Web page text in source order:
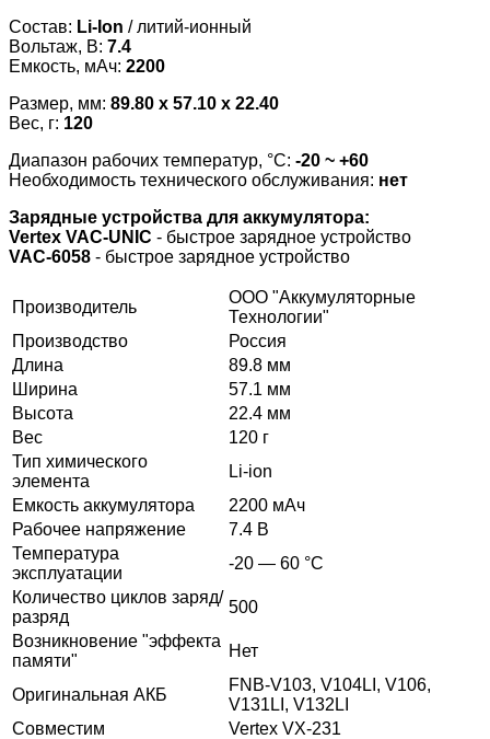
Состав: Li-Ion / литий-ионный
Вольтаж, В: 7.4
Емкость, мАч: 2200
Размер, мм: 89.80 x 57.10 x 22.40
Вес, г: 120
Диапазон рабочих температур, °С: -20 ~ +60
Необходимость технического обслуживания: нет
Зарядные устройства для аккумулятора:
Vertex VAC-UNIC - быстрое зарядное устройство
VAC-6058 - быстрое зарядное устройство
Производитель
ООО "Аккумуляторные
Технологии"
Производство
Россия
Длина
89.8 мм
Ширина
57.1 мм
Высота
22.4 мм
Вес
120 г
Тип химического
элемента
Li-ion
Емкость аккумулятора
2200 мАч
Рабочее напряжение
7.4 В
Температура
эксплуатации
-20 — 60 °C
Количество циклов заряд/
разряд
500
Возникновение "эффекта
памяти"
Нет
Оригинальная АКБ
FNB-V103, V104LI, V106,
V131LI, V132LI
Совместим
Vertex VX-231